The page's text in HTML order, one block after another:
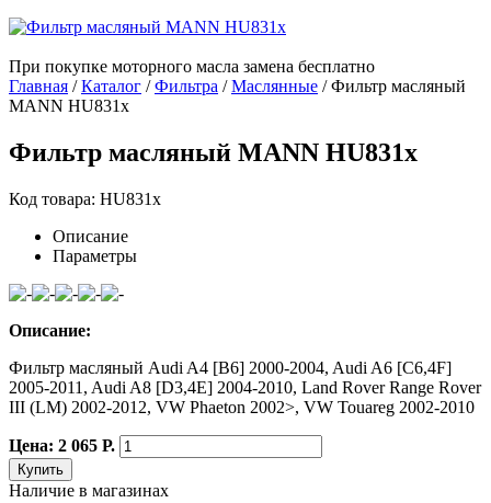
При покупке моторного масла замена бесплатно
Главная /Каталог /Фильтра /Маслянные /Фильтр масляный
MANN HU831x
Фильтр масляный MANN HU831x
Код товара: HU831x
Описание
Параметры
Описание:
Фильтр масляный Audi A4 [B6] 2000-2004, Audi A6 [C6,4F]
2005-2011, Audi A8 [D3,4E] 2004-2010, Land Rover Range Rover
III (LM) 2002-2012, VW Phaeton 2002>, VW Touareg 2002-2010
Цена: 2 065 Р.
Купить
Наличие в магазинах